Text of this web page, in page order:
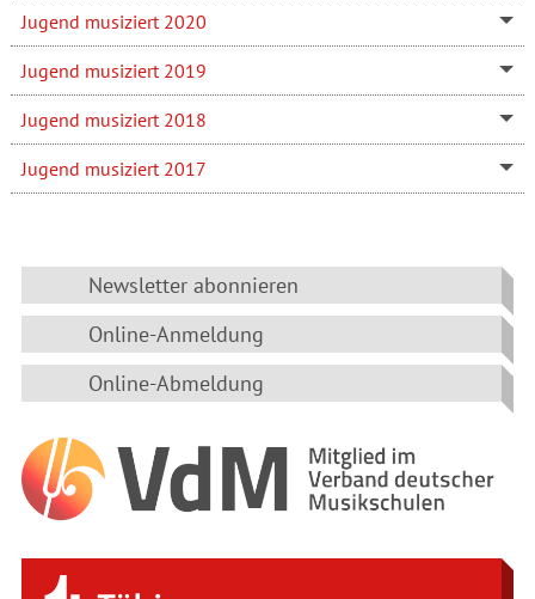
Jugend musiziert 2020
Jugend musiziert 2019
Jugend musiziert 2018
Jugend musiziert 2017
Newsletter abonnieren
Online-Anmeldung
Online-Abmeldung